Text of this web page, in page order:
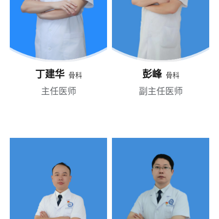
丁建华 骨科
主任医师
彭峰 骨科
副主任医师